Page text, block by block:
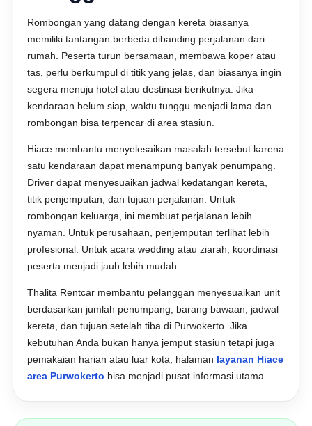
Rombongan yang datang dengan kereta biasanya
memiliki tantangan berbeda dibanding perjalanan dari
rumah. Peserta turun bersamaan, membawa koper atau
tas, perlu berkumpul di titik yang jelas, dan biasanya ingin
segera menuju hotel atau destinasi berikutnya. Jika
kendaraan belum siap, waktu tunggu menjadi lama dan
rombongan bisa terpencar di area stasiun.
Hiace membantu menyelesaikan masalah tersebut karena
satu kendaraan dapat menampung banyak penumpang.
Driver dapat menyesuaikan jadwal kedatangan kereta,
titik penjemputan, dan tujuan perjalanan. Untuk
rombongan keluarga, ini membuat perjalanan lebih
nyaman. Untuk perusahaan, penjemputan terlihat lebih
profesional. Untuk acara wedding atau ziarah, koordinasi
peserta menjadi jauh lebih mudah.
Thalita Rentcar membantu pelanggan menyesuaikan unit
berdasarkan jumlah penumpang, barang bawaan, jadwal
kereta, dan tujuan setelah tiba di Purwokerto. Jika
kebutuhan Anda bukan hanya jemput stasiun tetapi juga
pemakaian harian atau luar kota, halaman layanan Hiace
area Purwokerto bisa menjadi pusat informasi utama.